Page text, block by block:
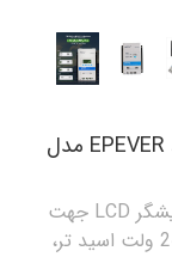
شارژکنترلر 30 آمپر 12/24 ولت MPPT برند EPEVER مدل
شارژکنترلر برند ای پی اور از نوع MPPT با نمایشگر LCD جهت
نمایش وضعیت سیستم مناسب باتری 12 و 24 ولت اسید تر،